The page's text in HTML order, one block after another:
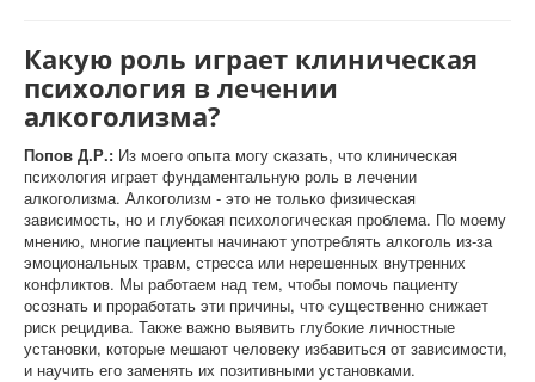
Какую роль играет клиническая
психология в лечении
алкоголизма?
Попов Д.Р.: Из моего опыта могу сказать, что клиническая
психология играет фундаментальную роль в лечении
алкоголизма. Алкоголизм - это не только физическая
зависимость, но и глубокая психологическая проблема. По моему
мнению, многие пациенты начинают употреблять алкоголь из-за
эмоциональных травм, стресса или нерешенных внутренних
конфликтов. Мы работаем над тем, чтобы помочь пациенту
осознать и проработать эти причины, что существенно снижает
риск рецидива. Также важно выявить глубокие личностные
установки, которые мешают человеку избавиться от зависимости,
и научить его заменять их позитивными установками.